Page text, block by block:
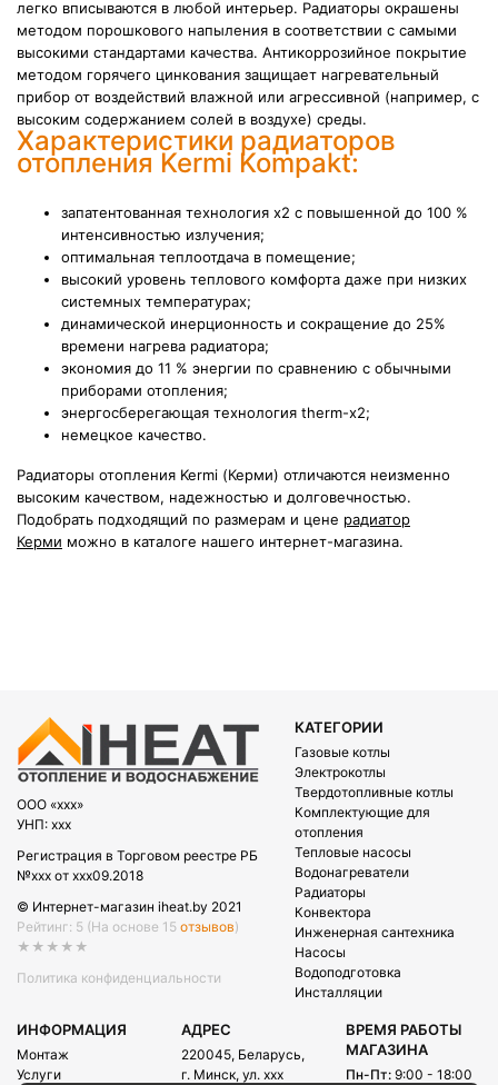
легко вписываются в любой интерьер. Радиаторы окрашены
методом порошкового напыления в соответствии с самыми
высокими стандартами качества. Антикоррозийное покрытие
методом горячего цинкования защищает нагревательный
прибор от воздействий влажной или агрессивной (например, с
высоким содержанием солей в воздухе) среды.
Характеристики радиаторов
отопления Kermi Kompakt:
запатентованная технология х2 с повышенной до 100 %
интенсивностью излучения;
оптимальная теплоотдача в помещение;
высокий уровень теплового комфорта даже при низких
системных температурах;
динамической инерционность и сокращение до 25%
времени нагрева радиатора;
экономия до 11 % энергии по сравнению с обычными
приборами отопления;
энергосберегающая технология therm-x2;
немецкое качество.
Радиаторы отопления Kermi (Керми) отличаются неизменно
высоким качеством, надежностью и долговечностью.
Подобрать подходящий по размерам и цене радиатор
Керми можно в каталоге нашего интернет-магазина.
OOO «xxx»
УНП: xxx
Регистрация в Торговом реестре РБ
№xxx от xxx09.2018
© Интернет-магазин iheat.by 2021
Рейтинг: 5 (На основе 15 отзывов)
★★★★★
Политика конфиденциальности
КАТЕГОРИИ
Газовые котлы
Электрокотлы
Твердотопливные котлы
Комплектующие для
отопления
Тепловые насосы
Водонагреватели
Радиаторы
Конвектора
Инженерная сантехника
Насосы
Водоподготовка
Инсталляции
ИНФОРМАЦИЯ
Монтаж
Услуги
АДРЕС
220045, Беларусь,
г. Минск, ул. xxx
ВРЕМЯ РАБОТЫ
МАГАЗИНА
Пн-Пт: 9:00 - 18:00